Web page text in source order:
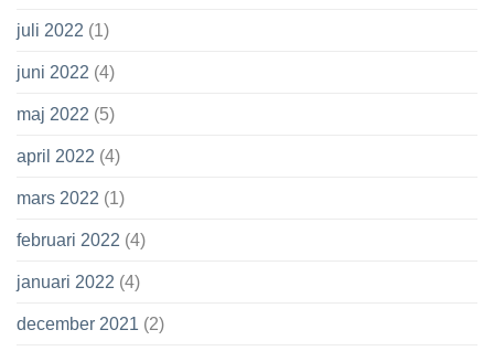
juli 2022 (1)
juni 2022 (4)
maj 2022 (5)
april 2022 (4)
mars 2022 (1)
februari 2022 (4)
januari 2022 (4)
december 2021 (2)